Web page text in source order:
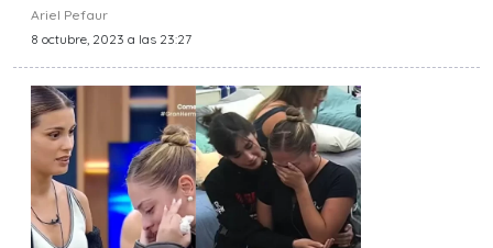
Ariel Pefaur
8 octubre, 2023 a las 23:27